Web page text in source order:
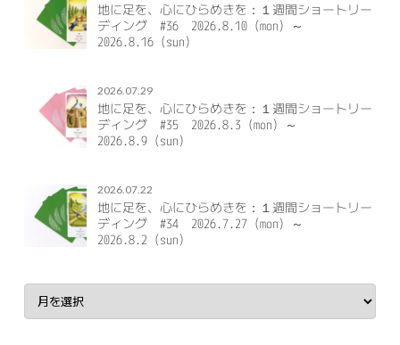
地に足を、心にひらめきを：１週間ショートリー
ディング #36 2026.8.10（mon）～
2026.8.16（sun）
2026.07.29
地に足を、心にひらめきを：１週間ショートリー
ディング #35 2026.8.3（mon）～
2026.8.9（sun）
2026.07.22
地に足を、心にひらめきを：１週間ショートリー
ディング #34 2026.7.27（mon）～
2026.8.2（sun）